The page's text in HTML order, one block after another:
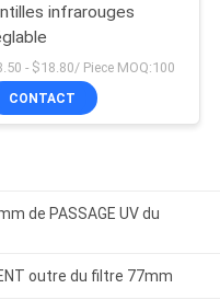
infrarouges
- $18.80/ Piece MOQ:100
CONTACT
de PASSAGE UV du
outre du filtre 77mm